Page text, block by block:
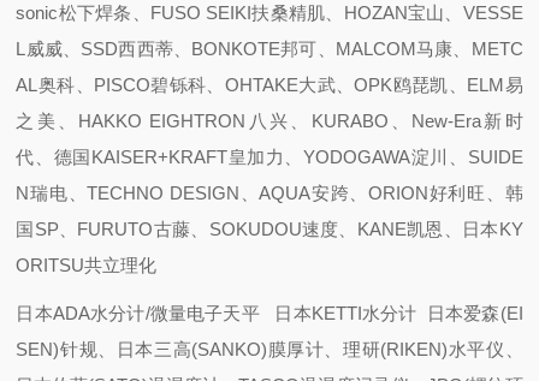
sonic松下焊条、FUSO SEIKI扶桑精肌、HOZAN宝山、VESSE
L威威、SSD西西蒂、BONKOTE邦可、MALCOM马康、METC
AL奥科、PISCO碧铄科、OHTAKE大武、OPK鸥琵凯、ELM易
之美、HAKKO EIGHTRON八兴、KURABO、New-Era新时
代、德国KAISER+KRAFT皇加力、YODOGAWA淀川、SUIDE
N瑞电、TECHNO DESIGN、AQUA安跨、ORION好利旺、韩
国SP、FURUTO古藤、SOKUDOU速度、KANE凯恩、日本KY
ORITSU共立理化
日本ADA水分计/微量电子天平 日本KETTI水分计 日本爱森(EI
SEN)针规、日本三高(SANKO)膜厚计、理研(RIKEN)水平仪、